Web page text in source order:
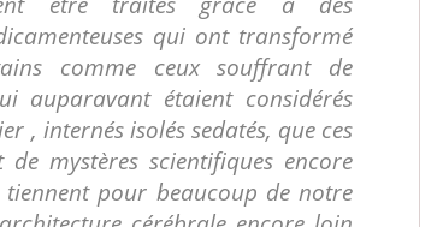
qui ont transformé
comme ceux souffrant de
auparavant étaient considérés
, internés isolés sedatés, que ces
mystères scientifiques encore
pour beaucoup de notre